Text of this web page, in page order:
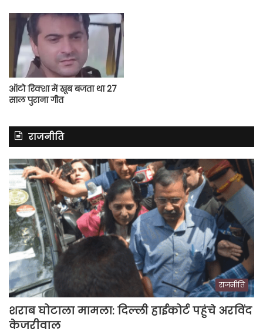
ऑटो रिक्शा में खूब बजता था 27
साल पुराना गीत
राजनीति
राजनीति
शराब घोटाला मामला: दिल्ली हाईकोर्ट पहुंचे अरविंद
केजरीवाल